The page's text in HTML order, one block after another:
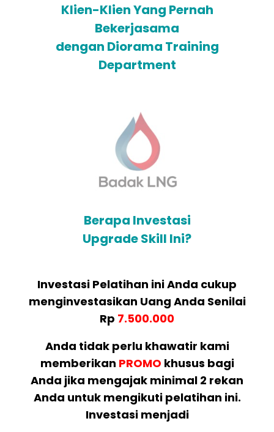
Klien-Klien Yang Pernah
Bekerjasama
dengan Diorama Training
Department
Berapa Investasi
Upgrade Skill Ini?
Investasi Pelatihan ini Anda cukup
menginvestasikan Uang Anda Senilai
Rp 7.500.000
Anda tidak perlu khawatir kami
memberikan PROMO khusus bagi
Anda jika mengajak minimal 2 rekan
Anda untuk mengikuti pelatihan ini.
Investasi menjadi